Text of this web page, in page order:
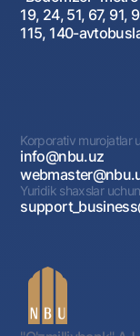
19, 24, 51, 67, 91,
115, 140-
Korporativ murojatlar
info@nbu.uz
Yuridik shaxslar uchun